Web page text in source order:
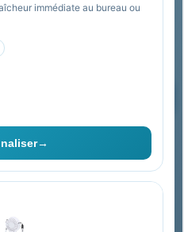
immédiate au bureau ou
→
moment. Vous trouverez pour
les conditions d'utilisation du